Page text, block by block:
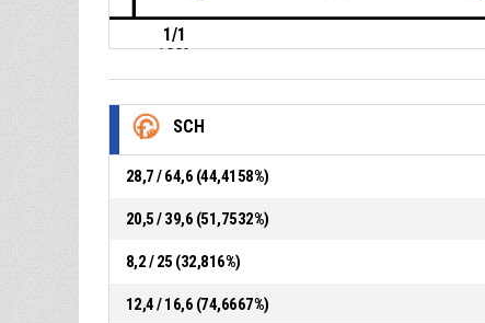
1/1
100%
SCH
28,7 / 64,6 (44,4158%)
20,5 / 39,6 (51,7532%)
8,2 / 25 (32,816%)
12,4 / 16,6 (74,6667%)